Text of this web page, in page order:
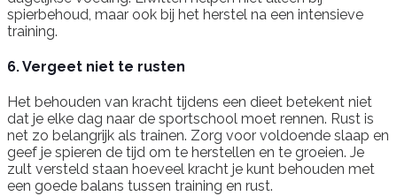
spierbehoud, maar ook bij het herstel na een intensieve
training.
6. Vergeet niet te rusten
Het behouden van kracht tijdens een dieet betekent niet
dat je elke dag naar de sportschool moet rennen. Rust is
net zo belangrijk als trainen. Zorg voor voldoende slaap en
geef je spieren de tijd om te herstellen en te groeien. Je
zult versteld staan hoeveel kracht je kunt behouden met
een goede balans tussen training en rust.